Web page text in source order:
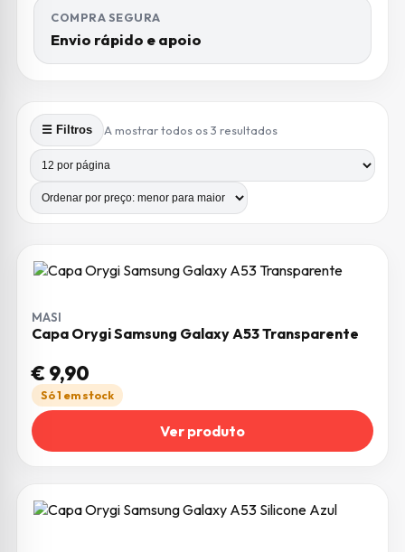
COMPRA SEGURA
Envio rápido e apoio
☰ Filtros A mostrar todos os 3 resultadosOrdenado por preço:
Produtos por página
Número de colunas
MASI
Capa Orygi Samsung Galaxy A53 Transparente
€9,90
Só 1 em stock
Ver produto